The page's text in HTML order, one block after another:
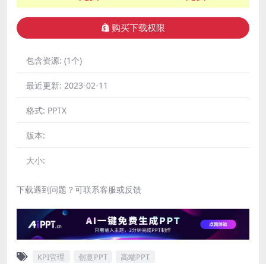
购买下载权限
包含资源: (1个)
最近更新: 2023-02-11
格式: PPTX
版本:
大小:
下载遇到问题？可联系客服或反馈
KPI管理 创意PPT 高端PPT